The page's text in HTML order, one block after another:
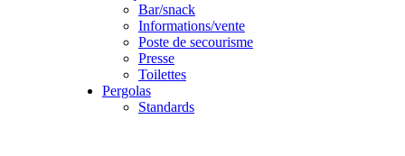
Bar/snack
Informations/vente
Poste de secourisme
Presse
Toilettes
Pergolas
Standards